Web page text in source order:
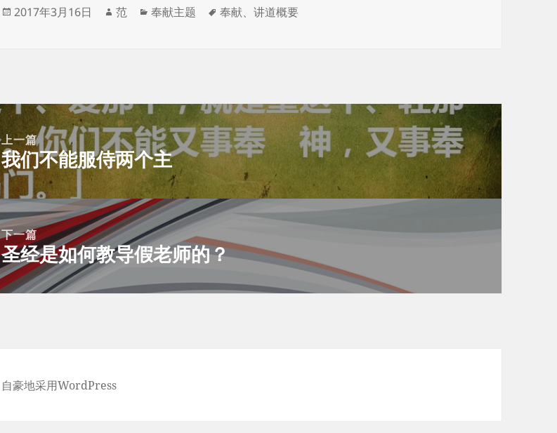
发
2017年3月16日
作
范
分
奉献主题
标
奉献、讲道概要
上一篇
上
篇
文
章：
我们不能服侍两个主
下一篇
下
篇
文
圣经是如何教导假老师的？
自豪地采用WordPress